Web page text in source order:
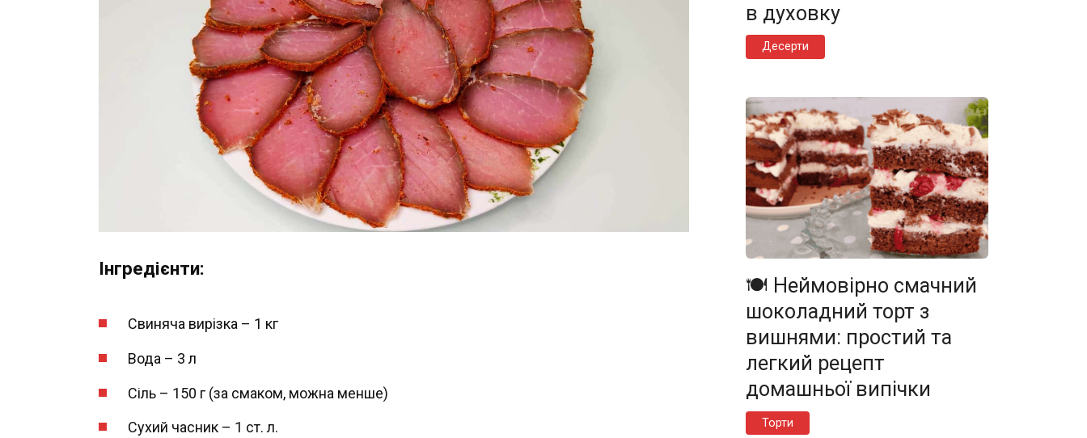
Інгредієнти:
Свиняча вирізка – 1 кг
Вода – 3 л
Сіль – 150 г (за смаком, можна менше)
Сухий часник – 1 ст. л.
в духовку
Десерти
🍽️ Неймовірно смачний
шоколадний торт з
вишнями: простий та
легкий рецепт
домашньої випічки
Торти